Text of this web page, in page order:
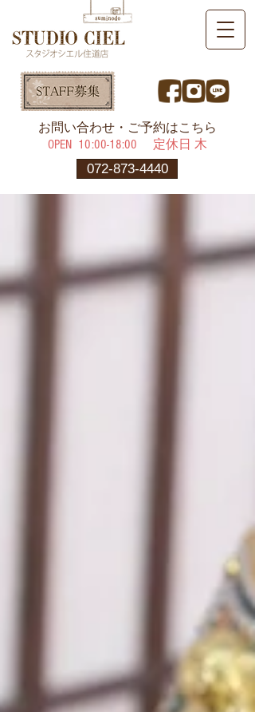
072-873-4440
​お問い合わせ・ご予約はこちら
OPEN ​10:00-18:00 定休日 木